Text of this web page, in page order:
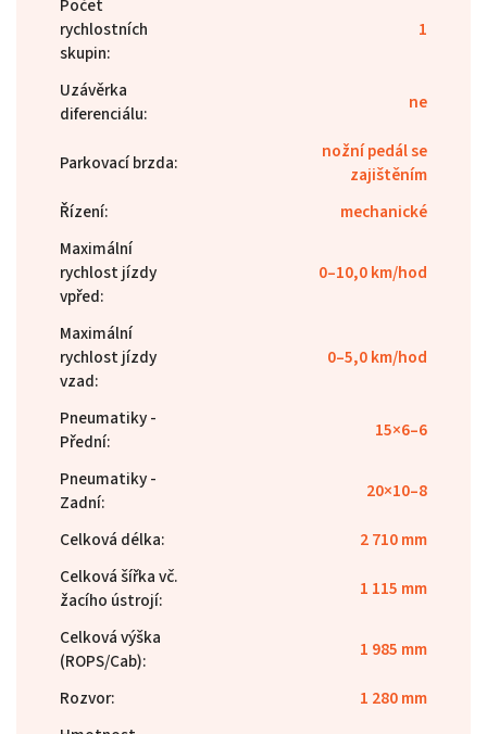
Počet
rychlostních
skupin:
1
Uzávěrka
diferenciálu: ne
Parkovací brzda:
nožní pedál se
zajištěním
Řízení:
mechanické
Maximální
rychlost jízdy
vpřed:
0–10,0 km/hod
Maximální
rychlost jízdy
vzad:
0–5,0 km/hod
Pneumatiky -
Přední: 15×6–6
Pneumatiky -
Zadní: 20×10–8
Celková délka:
2 710 mm
Celková šířka vč.
žacího ústrojí: 1 115 mm
Celková výška
(ROPS/Cab): 1 985 mm
Rozvor:
1 280 mm